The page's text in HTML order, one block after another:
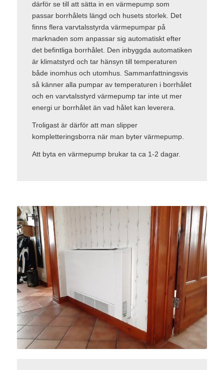
därför se till att sätta in en värmepump som
passar borrhålets längd och husets storlek. Det
finns flera varvtalsstyrda värmepumpar på
marknaden som anpassar sig automatiskt efter
det befintliga borrhålet. Den inbyggda automatiken
är klimatstyrd och tar hänsyn till temperaturen
både inomhus och utomhus. Sammanfattningsvis
så känner alla pumpar av temperaturen i borrhålet
och en varvtalsstyrd värmepump tar inte ut mer
energi ur borrhålet än vad hålet kan leverera.
Troligast är därför att man slipper
kompletteringsborra när man byter värmepump.
Att byta en värmepump brukar ta ca 1-2 dagar.